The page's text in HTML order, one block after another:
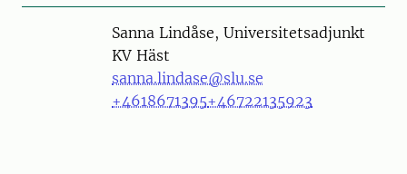
PersonSanna Lindåse, Universitetsadjunkt
KV Häst
sanna.lindase@slu.se
+4618671395+46722135923